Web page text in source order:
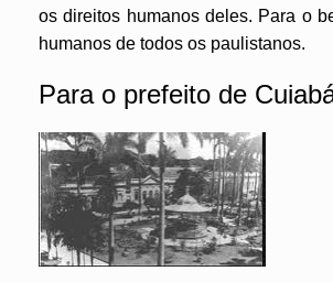
os direitos humanos deles. Para o
humanos de todos os paulistanos.
Para o prefeito de